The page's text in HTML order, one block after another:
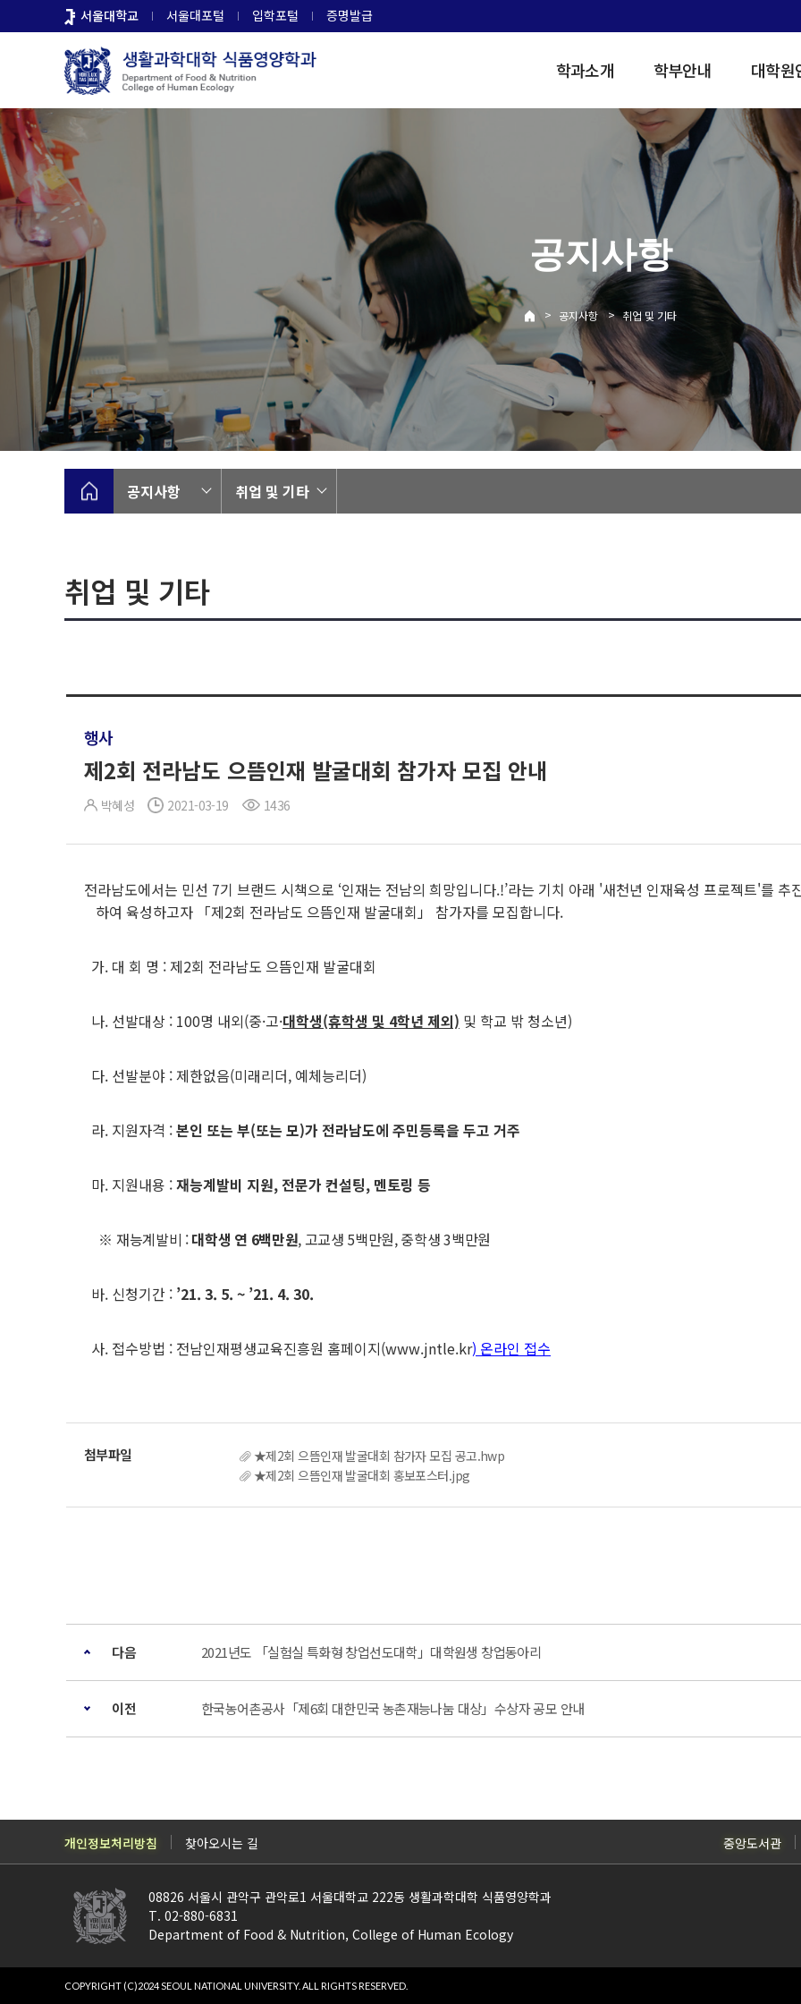
로
뉴
서울대학교 서울대포털 입학포털 증명발급
학과소개 학부안내 대학원
공지사항
> 공지사항 > 취업 및 기타
공지사항 취업 및 기타
취업 및 기타
행사
제2회 전라남도 으뜸인재 발굴대회 참가자 모집 안내
박혜성 2021-03-19 1436
전라남도에서는 민선 7기 브랜드 시책으로 ‘인재는 전남의 희망입니다.!’라는 기치 아래 '새천년 인재육성 프로젝트'를
하여 육성하고자 「제2회 전라남도 으뜸인재 발굴대회」 참가자를 모집합니다.
가. 대 회 명 : 제2회 전라남도 으뜸인재 발굴대회
나. 선발대상 : 100명 내외(중·고·대학생(휴학생 및 4학년 제외) 및 학교 밖 청소년)
다. 선발분야 : 제한없음(미래리더, 예체능리더)
라. 지원자격 :본인 또는 부(또는 모)가 전라남도에 주민등록을 두고 거주
마. 지원내용 :재능계발비 지원, 전문가 컨설팅, 멘토링 등
※ 재능계발비 :대학생 연 6백만원, 고교생 5백만원, 중학생 3백만원
바. 신청기간 : ’21. 3. 5. ~ ’21. 4. 30.
사. 접수방법 : 전남인재평생교육진흥원 홈페이지(www.jntle.kr) 온라인 접수
★제2회 으뜸인재 발굴대회 참가자 모집 공고.hwp
★제2회 으뜸인재 발굴대회 홍보포스터.jpg
다음 2021년도 「실험실 특화형 창업선도대학」대학원생 창업동아리
이전 한국농어촌공사「제6회 대한민국 농촌재능나눔 대상」수상자 공모 안내
개인정보처리방침 찾아오시는 길 중앙도서관
08826 서울시 관악구 관악로1 서울대학교 222동 생활과학대학 식품영양학과
T. 02-880-6831
Department of Food & Nutrition, College of Human Ecology
COPYRIGHT (C)2024 SEOUL NATIONAL UNIVERSITY. ALL RIGHTS RESERVED.